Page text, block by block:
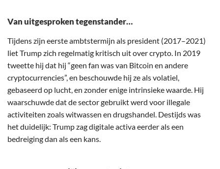
Van uitgesproken tegenstander…
Tijdens zijn eerste ambtstermijn als president (2017–2021)
liet Trump zich regelmatig kritisch uit over crypto. In 2019
tweette hij dat hij “geen fan was van Bitcoin en andere
cryptocurrencies”, en beschouwde hij ze als volatiel,
gebaseerd op lucht, en zonder enige intrinsieke waarde. Hij
waarschuwde dat de sector gebruikt werd voor illegale
activiteiten zoals witwassen en drugshandel. Destijds was
het duidelijk: Trump zag digitale activa eerder als een
bedreiging dan als een kans.